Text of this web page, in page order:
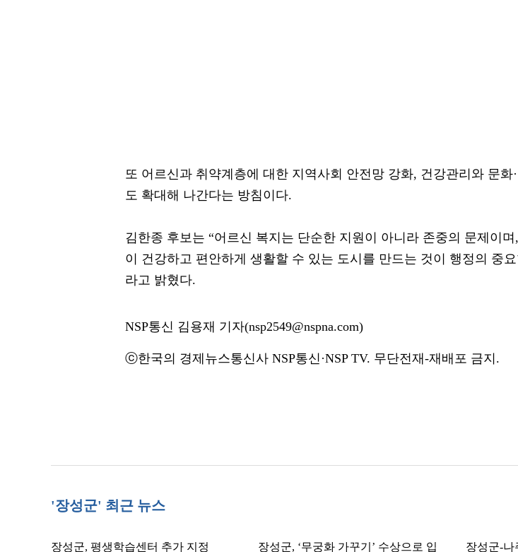
또 어르신과 취약계층에 대한 지역사회 안전망 강화, 건강관리와 문화
도 확대해 나간다는 방침이다.
김한종 후보는 “어르신 복지는 단순한 지원이 아니라 존중의 문제이
이 건강하고 편안하게 생활할 수 있는 도시를 만드는 것이 행정의 중요
라고 밝혔다.
NSP통신 김용재 기자(nsp2549@nspna.com)
ⓒ한국의 경제뉴스통신사 NSP통신·NSP TV. 무단전재-재배포 금지.
'장성군' 최근 뉴스
장성군, 평생학습센터 추가 지정 장성군, ‘무궁화 가꾸기’ 수상으로 입 장성군-나